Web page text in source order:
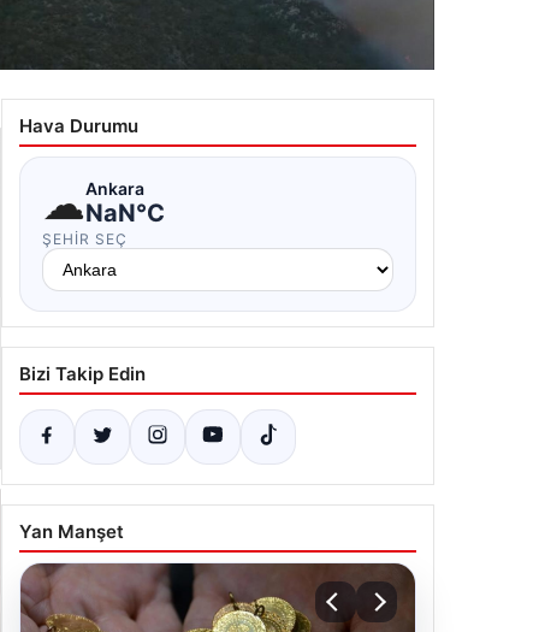
Kaş ilçesinde orman yangını. Havadan ve
müdahale ediliyor
08:38
Hava Durumu
☁Ankara
NaN°C
ŞEHIR SEÇ
Bizi Takip Edin
Yan Manşet